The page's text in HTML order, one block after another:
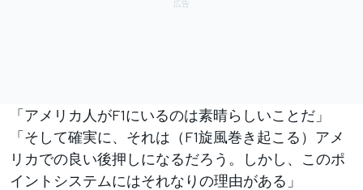
「アメリカ人がF1にいるのは素晴らしいことだ」
「そして確実に、それは（F1旋風巻き起こる）アメ
リカでの良い後押しになるだろう。しかし、このポ
イントシステムにはそれなりの理由がある」